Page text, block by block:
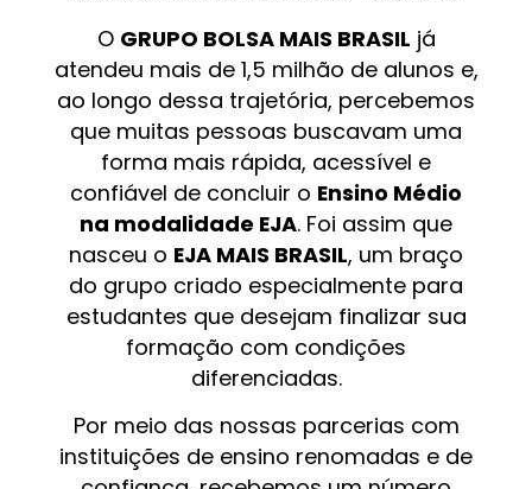
O GRUPO BOLSA MAIS BRASIL já
atendeu mais de 1,5 milhão de alunos e,
ao longo dessa trajetória, percebemos
que muitas pessoas buscavam uma
forma mais rápida, acessível e
confiável de concluir o Ensino Médio
na modalidade EJA. Foi assim que
nasceu o EJA MAIS BRASIL, um braço
do grupo criado especialmente para
estudantes que desejam finalizar sua
formação com condições
diferenciadas.
Por meio das nossas parcerias com
instituições de ensino renomadas e de